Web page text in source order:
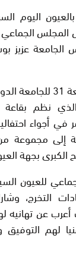
اليوم
المجلس
عزيز
وقد عرف حفل تخرج
نظم بقاعة
في أجواء
إلى
بجهة
للعيون
التخرج،
أعرب عن
لهم